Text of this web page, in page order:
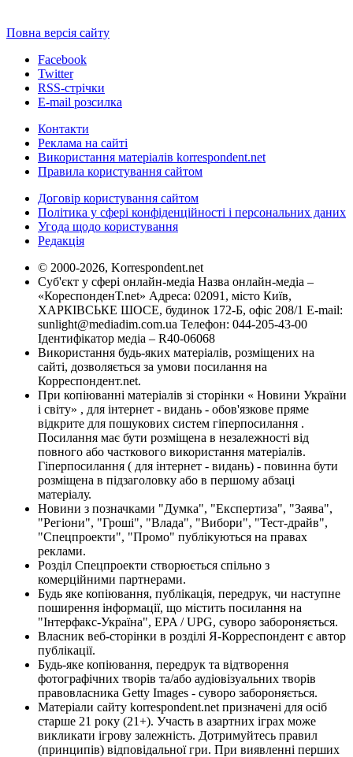
Повна версія сайту
Facebook
Twitter
RSS-стрічки
E-mail розсилка
Контакти
Реклама на сайті
Використання матеріалів korrespondent.net
Правила користування сайтом
Договір користування сайтом
Політика у сфері конфіденційності і персональних даних
Угода щодо користування
Редакція
© 2000-2026, Korrespondent.net
Суб'єкт у сфері онлайн-медіа Назва онлайн-медіа –
«КореспонденТ.net» Адреса: 02091, місто Київ,
ХАРКІВСЬКЕ ШОСЕ, будинок 172-Б, офіс 208/1 E-mail:
sunlight@mediadim.com.ua Телефон: 044-205-43-00
Ідентифікатор медіа – R40-06068
Використання будь-яких матеріалів, розміщених на
сайті, дозволяється за умови посилання на
Корреспондент.net.
При копіюванні матеріалів зі сторінки « Новини України
і світу» , для інтернет - видань - обов'язкове пряме
відкрите для пошукових систем гіперпосилання .
Посилання має бути розміщена в незалежності від
повного або часткового використання матеріалів.
Гіперпосилання ( для інтернет - видань) - повинна бути
розміщена в підзаголовку або в першому абзаці
матеріалу.
Новини з позначками "Думка", "Експертиза", "Заява",
"Регіони", "Гроші", "Влада", "Вибори", "Тест-драйв",
"Спецпроекти", "Промо" публікуються на правах
реклами.
Розділ Спецпроекти створюється спільно з
комерційними партнерами.
Будь яке копіювання, публікація, передрук, чи наступне
поширення інформації, що містить посилання на
"Інтерфакс-Україна", EPA / UPG, суворо забороняється.
Власник веб-сторінки в розділі Я-Корреспондент є автор
публікації.
Будь-яке копіювання, передрук та відтворення
фотографічних творів та/або аудіовізуальних творів
правовласника Getty Images - суворо забороняється.
Матеріали сайту korrespondent.net призначені для осіб
старше 21 року (21+). Участь в азартних іграх може
викликати ігрову залежність. Дотримуйтесь правил
(принципів) відповідальної гри. При виявленні перших